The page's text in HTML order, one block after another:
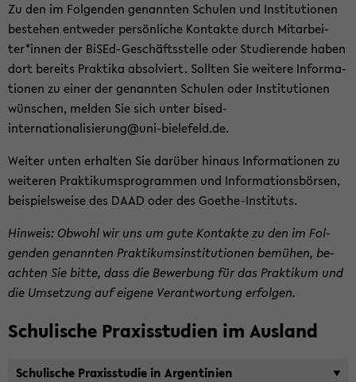
Zu den im Fol­gen­den ge­nann­ten Schu­len und In­sti­tu­tio­nen
be­stehen ent­we­der per­sön­li­che Kon­tak­te durch Mit­ar­bei­
ter*innen der BiSEd-​Geschäftsstelle oder Stu­die­ren­de haben
dort be­reits Prak­ti­ka ab­sol­viert. Soll­ten Sie wei­te­re In­for­ma­
tio­nen zu einer der ge­nann­ten Schu­len oder In­sti­tu­tio­nen
wün­schen, mel­den Sie sich unter bised-​
internationalisierung@uni-​bielefeld.de.
Wei­ter unten er­hal­ten Sie dar­über hin­aus In­for­ma­tio­nen zu
wei­te­ren Prak­ti­kums­pro­gram­men und In­for­ma­ti­ons­bör­sen,
bei­spiels­wei­se des DAAD oder des Goethe-​Instituts.
Hin­weis: Ob­wohl wir uns um gute Kon­tak­te zu den im Fol­
gen­den ge­nann­ten Prak­ti­kums­in­sti­tu­tio­nen be­mü­hen, be­
ach­ten Sie bitte, dass die Be­wer­bung für das Prak­ti­kum und
die Um­set­zung auf ei­ge­ne Ver­ant­wor­tung er­fol­gen.
Schu­li­sche Pra­xis­stu­di­en im Aus­land
Schu­li­sche Pra­xis­stu­die in Ar­gen­ti­ni­en